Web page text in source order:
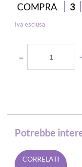
COMPRA 3
Iva esclusa
Potrebbe
CORRELATI